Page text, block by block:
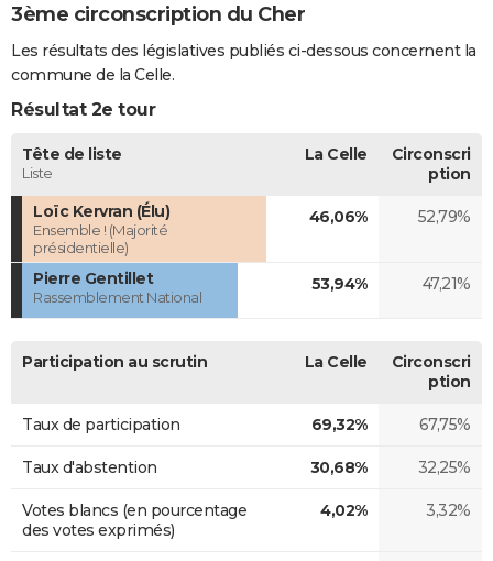
Bricolage
Lifestyle
Culture
Sport
Auto
Television
Voyage
Cinema
3ème circonscription du Cher
Les résultats des législatives publiés ci-dessous concernent la
commune de la Celle.
Résultat 2e tour
Tête de liste
Liste
La Celle
Circonscri
ption
Loïc Kervran (Élu)
Ensemble ! (Majorité
présidentielle)
46,06% 52,79%
Pierre Gentillet
Rassemblement National
53,94% 47,21%
Participation au scrutin La Celle
Circonscri
ption
Taux de participation 69,32% 67,75%
Taux d'abstention 30,68% 32,25%
Votes blancs (en pourcentage
des votes exprimés)
4,02% 3,32%